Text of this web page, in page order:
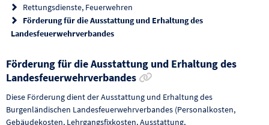
Rettungsdienste, Feuerwehren
Förderung für die Ausstattung und Erhaltung des
Landesfeuerwehrverbandes
Förderung für die Ausstattung und Erhaltung des
Landesfeuerwehrverbandes
Diese Förderung dient der Ausstattung und Erhaltung des
Burgenländischen Landesfeuerwehrverbandes (Personalkosten,
Gebäudekosten, Lehrgangsfixkosten, Ausstattung,